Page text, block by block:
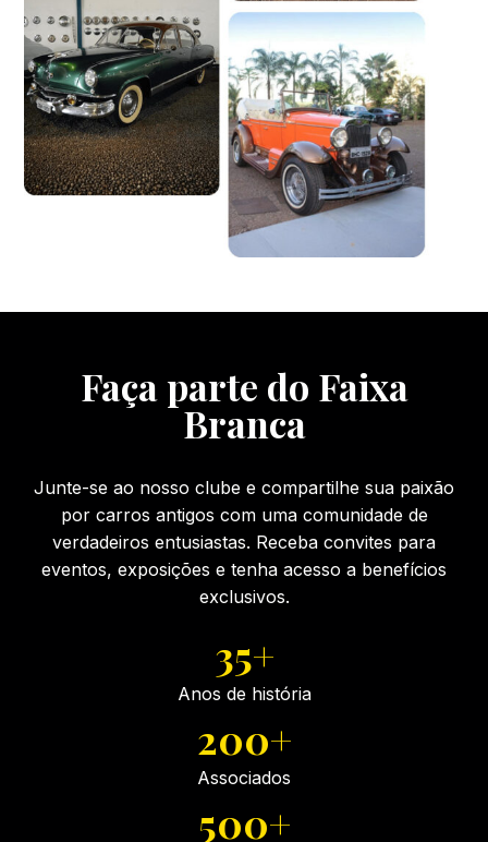
Faça parte do Faixa
Branca
Junte-se ao nosso clube e compartilhe sua paixão
por carros antigos com uma comunidade de
verdadeiros entusiastas. Receba convites para
eventos, exposições e tenha acesso a benefícios
exclusivos.
35+
Anos de história
200+
Associados
500+